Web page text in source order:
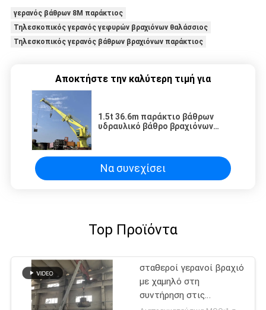
γερανός βάθρων 8M παράκτιος
Τηλεσκοπικός γερανός γεφυρών βραχιόνων θαλάσσιος
Τηλεσκοπικός γερανός βάθρων βραχιόνων παράκτιος
Αποκτήστε την καλύτερη τιμή για
1.5t 36.6m παράκτιο βάθρων
υδραυλικό βάθρο βραχιόνων
Να συνεχίσει
Top Προϊόντα
σταθεροί γερανοί βραχιόνων
με χαμηλό στη
συντήρηση στις